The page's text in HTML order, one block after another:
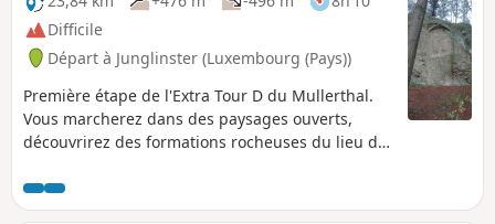
Difficile
Départ à Junglinster (Luxembourg (Pays))
Première étape de l'Extra Tour D du Mullerthal.
Vous marcherez dans des paysages ouverts,
découvrirez des formations rocheuses du lieu de
Eisenherstellung (emplacement d'anciens hauts
fourneaux) et foulerez des chemins forestiers.